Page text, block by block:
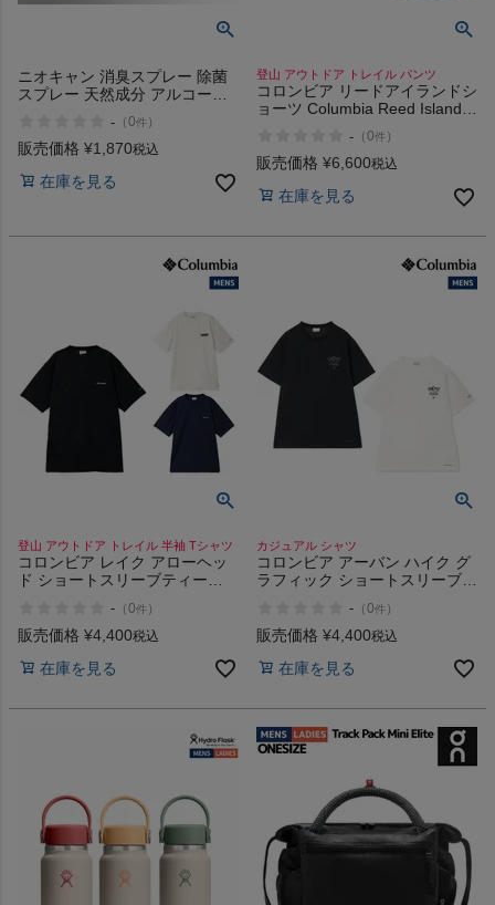
スタッフブログ
ニオキャン 消臭スプレー 除菌
スプレー 天然成分 アルコール
全 NIOCAN SMELL
CANCELING SPRAY 100ml
- （0件 ）
販売価格 ¥1,870税込
在庫を見る
登山 アウトドア トレイル パンツ
コロンビア リードアイランドシ
ョーツ Columbia Reed Island
- （0件 ）
販売価格 ¥6,600税込
在庫を見る
登山 アウトドア トレイル 半袖 Tシャツ
コロンビア レイク アローヘッ
ド ショートスリーブティー
SHORT SLEEVE TEE
- （0件 ）
販売価格 ¥4,400税込
在庫を見る
カジュアル シャツ
コロンビア アーバン ハイク グ
ラフィック ショートスリーブ T
Graphic SS Tee
- （0件 ）
販売価格 ¥4,400税込
在庫を見る